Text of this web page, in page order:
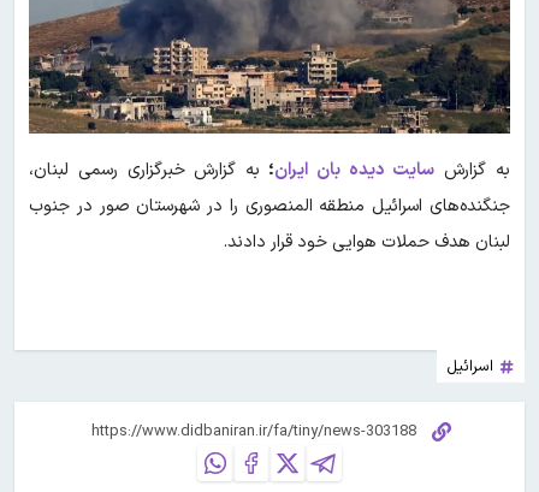
به گزارش سایت دیده بان ایران؛ به گزارش خبرگزاری رسمی لبنان،
جنگنده‌های اسرائیل منطقه المنصوری را در شهرستان صور در جنوب
لبنان هدف حملات هوایی خود قرار دادند.
اسرائیل